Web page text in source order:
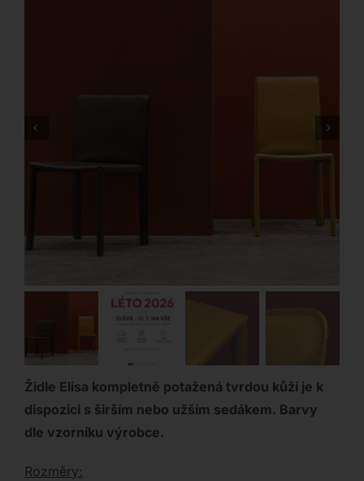
Židle Elisa kompletně potažená tvrdou kůží je k
dispozici s širším nebo užším sedákem. Barvy
dle vzorníku výrobce.
Rozměry: